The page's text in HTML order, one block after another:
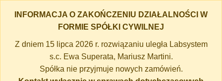
INFORMACJA O ZAKOŃCZENIU DZIAŁALNOŚCI W
FORMIE SPÓŁKI CYWILNEJ
Z dniem 15 lipca 2026 r. rozwiązaniu uległa Labsystem
s.c. Ewa Superata, Mariusz Martini.
Spółka nie przyjmuje nowych zamówień.